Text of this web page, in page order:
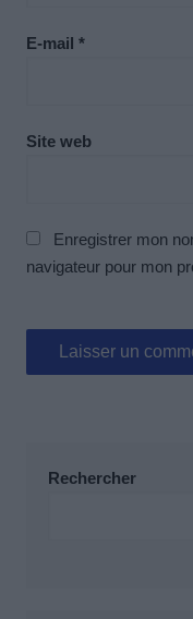
E-mail *
Site web
Enregistrer mon
navigateur pour mon
Rechercher